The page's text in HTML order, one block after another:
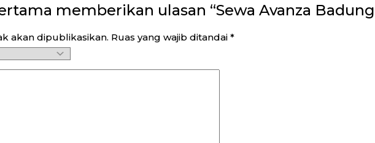
memberikan ulasan “Sewa Avanza
akan dipublikasikan. Ruas yang wajib ditandai*